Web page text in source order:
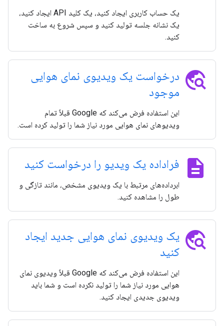
یک حساب کاربری ایجاد کنید، یک کلید API ایجاد کنید،
یک نشانه جلسه تولید کنید و سپس شروع به ساخت
کنید.
travel_explore درخواست یک ویدیوی نمای هوایی
موجود
این استفاده فرض می‌کند که Google قبلاً تمام
ویدیوهای نمای هوایی مورد نیاز شما را تولید کرده است.
description فراداده یک ویدیو را درخواست کنید
ابرداده‌های مرتبط با یک ویدیوی مشخص، مانند تازگی و
طول را مشاهده کنید.
travel_explore یک ویدیوی نمای هوایی جدید ایجاد
کنید
این استفاده فرض می‌کند که Google قبلاً ویدیوی نمای
هوایی مورد نیاز شما را تولید نکرده است و شما باید
ویدیوی جدیدی ایجاد کنید.